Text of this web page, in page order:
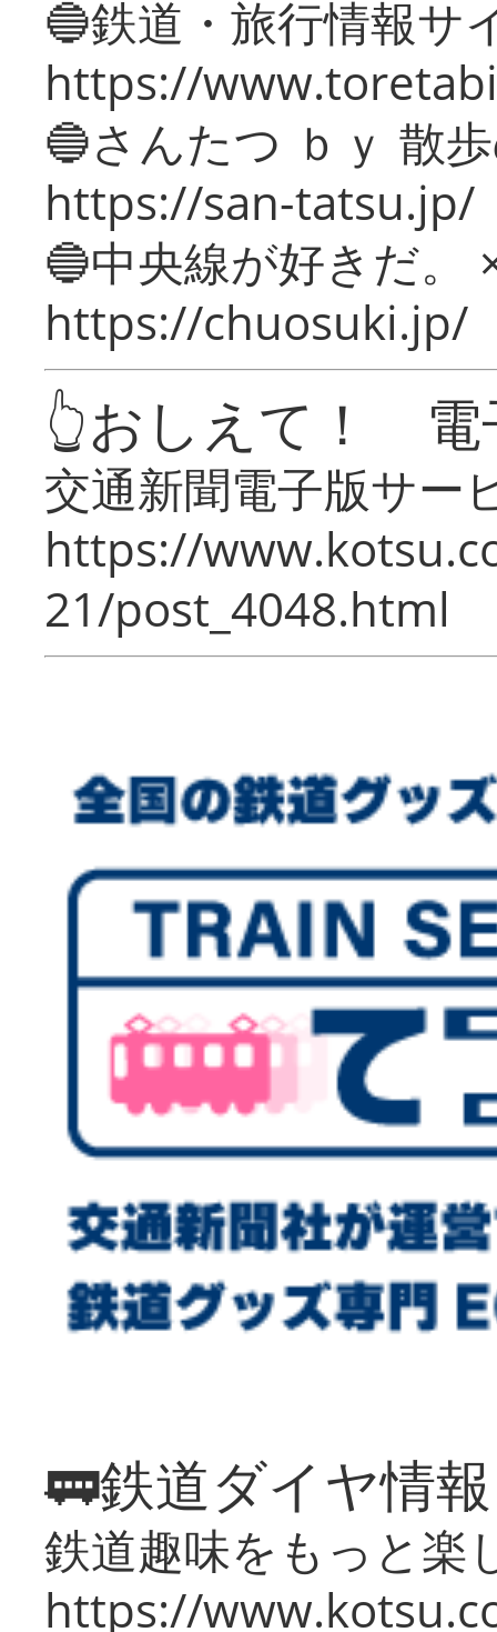
🔵鉄道・旅行情報サ
https://
🔵さんたつ ｂｙ 散
https://san-tatsu.jp/
🔵中央線が好きだ。
https://chuosuki.jp/
👆おしえて！ 電
交通新聞電子版サー
https://
21/post_4048.html
🚃鉄道ダイヤ情
鉄道趣味をもっと楽
https://